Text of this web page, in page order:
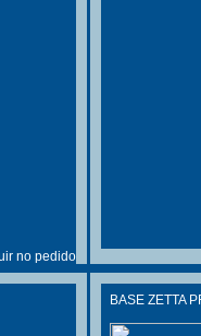
no pedido
BASE ZETTA